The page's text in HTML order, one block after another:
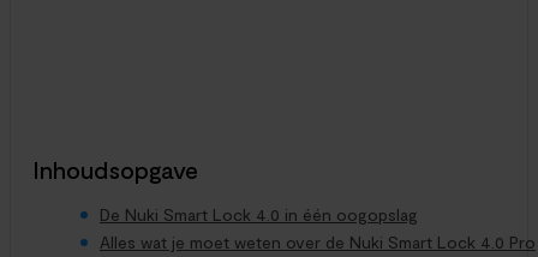
Inhoudsopgave
De Nuki Smart Lock 4.0 in één oogopslag
Alles wat je moet weten over de Nuki Smart Lock 4.0 Pro